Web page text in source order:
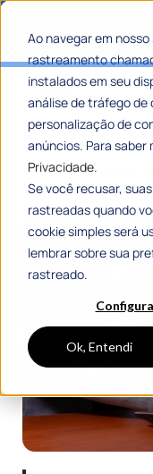
Ao navegar em
rastreamento
instalados em seu
análise de tráfego de
personalização de
anúncios. Para saber
Privacidade.
Se você recusar,
rastreadas quando
cookie simples será
lembrar sobre sua
rastreado.
Ok, Entendi
LGPD:
prestação
PorRomulo Ribeiro
8 Min De Leitura